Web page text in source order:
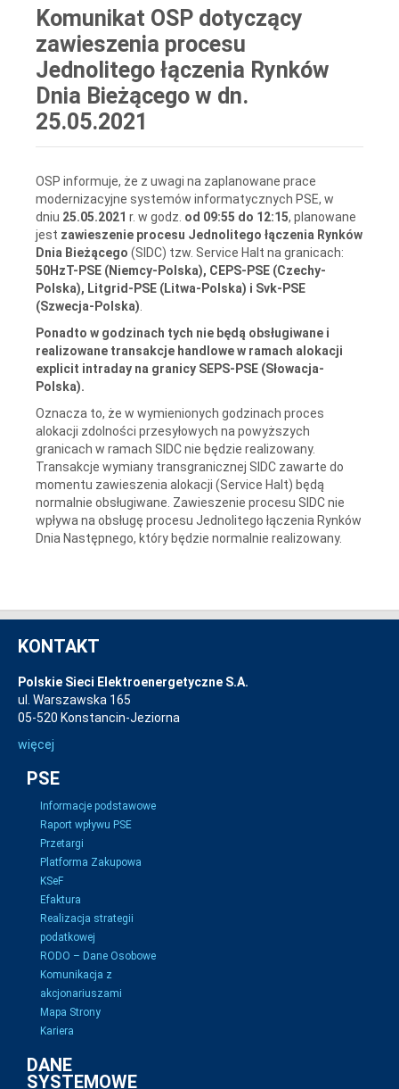
Komunikat OSP dotyczący
zawieszenia procesu
Jednolitego łączenia Rynków
Dnia Bieżącego w dn.
25.05.2021
OSP informuje, że z uwagi na zaplanowane prace
modernizacyjne systemów informatycznych PSE, w
dniu 25.05.2021 r. w godz. od 09:55 do 12:15, planowane
jest zawieszenie procesu Jednolitego łączenia Rynków
Dnia Bieżącego (SIDC) tzw. Service Halt na granicach:
50HzT-PSE (Niemcy-Polska), CEPS-PSE (Czechy-
Polska), Litgrid-PSE (Litwa-Polska) i Svk-PSE
(Szwecja-Polska)
Ponadto w godzinach tych nie będą obsługiwane i
realizowane transakcje handlowe w ramach alokacji
explicit intraday na granicy SEPS-PSE (Słowacja-
Polska).
Oznacza to, że w wymienionych godzinach proces
alokacji zdolności przesyłowych na powyższych
granicach w ramach SIDC nie będzie realizowany.
Transakcje wymiany transgranicznej SIDC zawarte do
momentu zawieszenia alokacji (Service Halt) będą
normalnie obsługiwane. Zawieszenie procesu SIDC nie
wpływa na obsługę procesu Jednolitego łączenia Rynków
Dnia Następnego, który będzie normalnie realizowany.
KONTAKT
Polskie Sieci Elektroenergetyczne S.A.
ul. Warszawska 165
05-520 Konstancin-Jeziorna
więcej
PSE
Informacje podstawowe
Raport wpływu PSE
Przetargi
Platforma Zakupowa
KSeF
Efaktura
Realizacja strategii
podatkowej
RODO – Dane Osobowe
Komunikacja z
akcjonariuszami
Mapa Strony
Kariera
DANE
SYSTEMOWE